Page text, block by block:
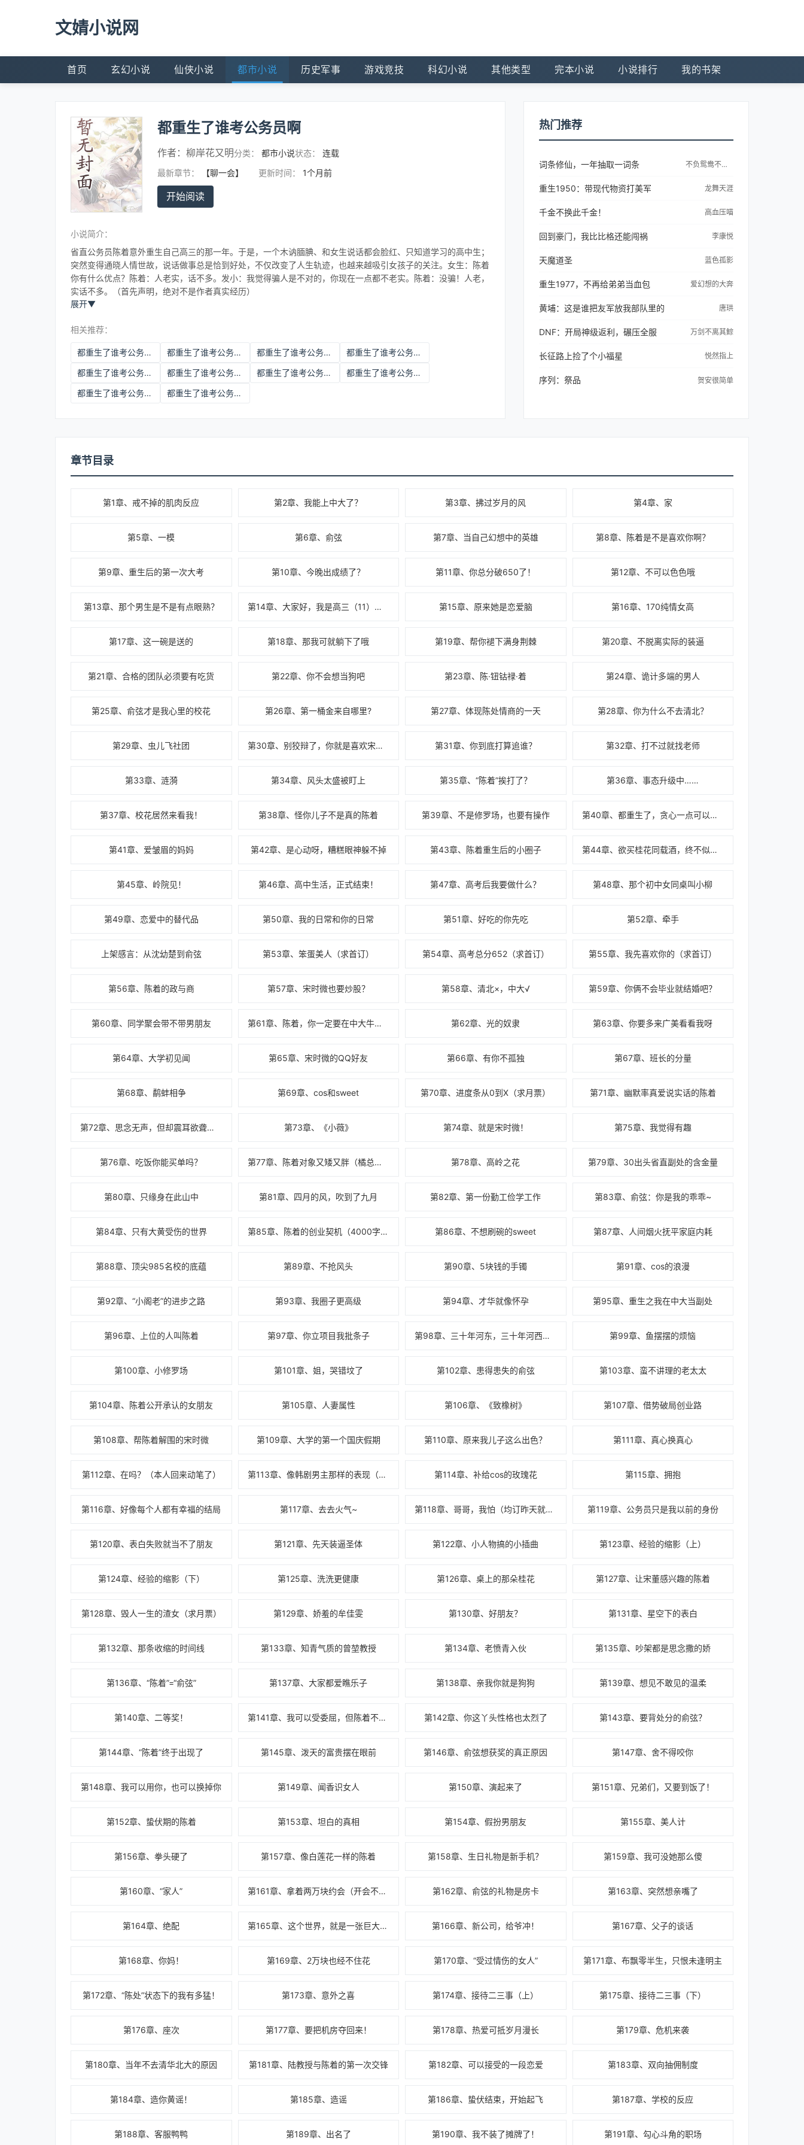
文婧小说网
首页 玄幻小说 仙侠小说 都市小说 历史军事 游戏竞技 科幻小说 其他类型 完本小说 小说排行 我的书架
都重生了谁考公务员啊
作者： 柳岸花又明分类： 都市小说状态：
连载
最新章节：
【聊一会】 更新时间： 1个月前
开始阅读
小说简介：
省直公务员陈着意外重生自己高三的那一年。于是，一个木讷腼腆、和女生说话都会脸红、只知道学习的高中生；
突然变得通晓人情世故，说话做事总是恰到好处，不仅改变了人生轨迹，也越来越吸引女孩子的关注。女生：陈着
你有什么优点？陈着：人老实，话不多。发小：我觉得骗人是不对的，你现在一点都不老实。陈着：没骗！人老，
实话不多。（首先声明，绝对不是作者真实经历）
展开▼
相关推荐：
都重生了谁考公务员啊免费观看 都重生了谁考公务员啊在线观看 都重生了谁考公务员啊小说在线阅读
都重生了谁考公务员啊小说免费阅读
都重生了谁考公务员啊宋时微
都重生了谁考公务员啊陈着和谁在一起了 都重生了谁考公务员啊未删减版
都重生了谁考公务员啊小说
都重生了谁考公务员啊完结了吗
都重生了谁考公务员啊全文阅读
热门推荐
词条修仙，一年抽取一词条 不负鸳鸯不负仙
重生1950：带现代物资打美军 龙舞天涯
千金不换此千金！ 高血压喵
回到豪门，我比比格还能闯祸 李康悦
天魔道圣 蓝色孤影
重生1977，不再给弟弟当血包 爱幻想的大奔
黄埔：这是谁把友军放我部队里的 唐珙
DNF：开局神级返利，碾压全服 万剑不离其鯮
长征路上捡了个小福星 悦然指上
序列：祭品 贺安很简单
章节目录
第1章、戒不掉的肌肉反应 第2章、我能上中大了？ 第3章、拂过岁月的风 第4章、家
第5章、一模 第6章、俞弦 第7章、当自己幻想中的英雄 第8章、陈着是不是喜欢你啊？
第9章、重生后的第一次大考 第10章、今晚出成绩了？ 第11章、你总分破650了！ 第12章、不可以色色哦
第13章、那个男生是不是有点眼熟？ 第14章、大家好，我是高三（11）班的陈着 第15章、原来她是恋爱脑 第16章、170纯情女高
第17章、这一碗是送的 第18章、那我可就躺下了哦 第19章、帮你褪下满身荆棘 第20章、不脱离实际的装逼
第21章、合格的团队必须要有吃货 第22章、你不会想当狗吧 第23章、陈·钮钴禄·着 第24章、诡计多端的男人
第25章、俞弦才是我心里的校花 第26章、第一桶金来自哪里? 第27章、体现陈处情商的一天 第28章、你为什么不去清北？
第29章、虫儿飞社团 第30章、别狡辩了，你就是喜欢宋时微！ 第31章、你到底打算追谁？ 第32章、打不过就找老师
第33章、涟漪 第34章、风头太盛被盯上 第35章、“陈着”挨打了？ 第36章、事态升级中……
第37章、校花居然来看我！ 第38章、怪你儿子不是真的陈着 第39章、不是修罗场，也要有操作 第40章、都重生了，贪心一点可以理解的吧
第41章、爱皱眉的妈妈 第42章、是心动呀，糟糕眼神躲不掉 第43章、陈着重生后的小圈子 第44章、欲买桂花同载酒，终不似，少年游
第45章、岭院见！ 第46章、高中生活，正式结束！ 第47章、高考后我要做什么？ 第48章、那个初中女同桌叫小柳
第49章、恋爱中的替代品 第50章、我的日常和你的日常 第51章、好吃的你先吃 第52章、牵手
上架感言：从沈幼楚到俞弦 第53章、笨蛋美人（求首订） 第54章、高考总分652（求首订） 第55章、我先喜欢你的（求首订）
第56章、陈着的政与商 第57章、宋时微也要炒股？ 第58章、清北×，中大√ 第59章、你俩不会毕业就结婚吧？
第60章、同学聚会带不带男朋友 第61章、陈着，你一定要在中大牛逼啊！ 第62章、光的奴隶 第63章、你要多来广美看看我呀
第64章、大学初见闻 第65章、宋时微的QQ好友 第66章、有你不孤独 第67章、班长的分量
第68章、鹬蚌相争 第69章、cos和sweet 第70章、进度条从0到X（求月票） 第71章、幽默率真爱说实话的陈着
第72章、思念无声，但却震耳欲聋！（大盟sfqk的加更） 第73章、《小薇》 第74章、就是宋时微！ 第75章、我觉得有趣
第76章、吃饭你能买单吗？ 第77章、陈着对象又矮又胖（橘总加更） 第78章、高岭之花 第79章、30出头省直副处的含金量
第80章、只缘身在此山中 第81章、四月的风，吹到了九月 第82章、第一份勤工俭学工作 第83章、俞弦：你是我的乖乖~
第84章、只有大黄受伤的世界 第85章、陈着的创业契机（4000字求月票） 第86章、不想刷碗的sweet 第87章、人间烟火抚平家庭内耗
第88章、顶尖985名校的底蕴 第89章、不抢风头 第90章、5块钱的手镯 第91章、cos的浪漫
第92章、“小阁老”的进步之路 第93章、我圈子更高级 第94章、才华就像怀孕 第95章、重生之我在中大当副处
第96章、上位的人叫陈着 第97章、你立项目我批条子 第98章、三十年河东，三十年河西，莫欺陈处穷 第99章、鱼摆摆的烦恼
第100章、小修罗场 第101章、姐，哭错坟了 第102章、患得患失的俞弦 第103章、蛮不讲理的老太太
第104章、陈着公开承认的女朋友 第105章、人妻属性 第106章、《致橡树》 第107章、借势破局创业路
第108章、帮陈着解围的宋时微 第109章、大学的第一个国庆假期 第110章、原来我儿子这么出色？ 第111章、真心换真心
第112章、在吗？（本人回来动笔了） 第113章、像韩剧男主那样的表现（求订阅，差一点10万均订） 第114章、补给cos的玫瑰花 第115章、拥抱
第116章、好像每个人都有幸福的结局 第117章、去去火气~ 第118章、哥哥，我怕（均订昨天就破10万了，谢谢大家支持） 第119章、公务员只是我以前的身份
第120章、表白失败就当不了朋友 第121章、先天装逼圣体 第122章、小人物搞的小插曲 第123章、经验的缩影（上）
第124章、经验的缩影（下） 第125章、洗洗更健康 第126章、桌上的那朵桂花 第127章、让宋董感兴趣的陈着
第128章、毁人一生的渣女（求月票） 第129章、娇羞的牟佳雯 第130章、好朋友？ 第131章、星空下的表白
第132章、那条收缩的时间线 第133章、知青气质的曾堃教授 第134章、老愤青入伙 第135章、吵架都是思念撒的娇
第136章、“陈着”=“俞弦” 第137章、大家都爱瞧乐子 第138章、亲我你就是狗狗 第139章、想见不敢见的温柔
第140章、二等奖！ 第141章、我可以受委屈，但陈着不行！ 第142章、你这丫头性格也太烈了 第143章、要背处分的俞弦？
第144章、“陈着”终于出现了 第145章、泼天的富贵摆在眼前 第146章、俞弦想获奖的真正原因 第147章、舍不得咬你
第148章、我可以用你，也可以换掉你 第149章、闻香识女人 第150章、演起来了 第151章、兄弟们，又要到饭了！
第152章、蛰伏期的陈着 第153章、坦白的真相 第154章、假扮男朋友 第155章、美人计
第156章、拳头硬了 第157章、像白莲花一样的陈着 第158章、生日礼物是新手机？ 第159章、我可没她那么傻
第160章、“家人” 第161章、拿着两万块约会（开会不好意思） 第162章、俞弦的礼物是房卡 第163章、突然想亲嘴了
第164章、绝配 第165章、这个世界，就是一张巨大的关系网 第166章、新公司，给爷冲！ 第167章、父子的谈话
第168章、你妈！ 第169章、2万块也经不住花 第170章、“受过情伤的女人” 第171章、布飘零半生，只恨未逢明主
第172章、“陈处”状态下的我有多猛！ 第173章、意外之喜 第174章、接待二三事（上） 第175章、接待二三事（下）
第176章、座次 第177章、要把机房夺回来！ 第178章、热爱可抵岁月漫长 第179章、危机来袭
第180章、当年不去清华北大的原因 第181章、陆教授与陈着的第一次交锋 第182章、可以接受的一段恋爱 第183章、双向抽佣制度
第184章、造你黄谣！ 第185章、造谣 第186章、蛰伏结束，开始起飞 第187章、学校的反应
第188章、客服鸭鸭 第189章、出名了 第190章、我不装了摊牌了！ 第191章、勾心斗角的职场